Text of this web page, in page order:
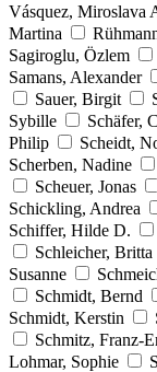
Vásquez, Miroslava
Martina
Sagiroglu, Özlem
Samans, Alexander
Sauer, Birgit
Sybille
Schäfer,
Philip
Scheidt,
Scherben, Nadine
Scheuer, Jonas
Schickling, Andrea
Schiffer, Hilde D.
Schleicher, Britta
Susanne
Schmidt, Bernd
Schmidt, Kerstin
Schmitz, Franz-
Lohmar, Sophie